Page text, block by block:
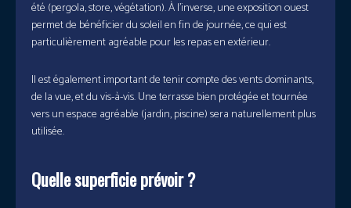
été (pergola, store, végétation). À l’inverse, une exposition ouest
permet de bénéficier du soleil en fin de journée, ce qui est
particulièrement agréable pour les repas en extérieur.
Il est également important de tenir compte des vents dominants,
de la vue, et du vis-à-vis. Une terrasse bien protégée et tournée
vers un espace agréable (jardin, piscine) sera naturellement plus
utilisée.
Quelle superficie prévoir ?